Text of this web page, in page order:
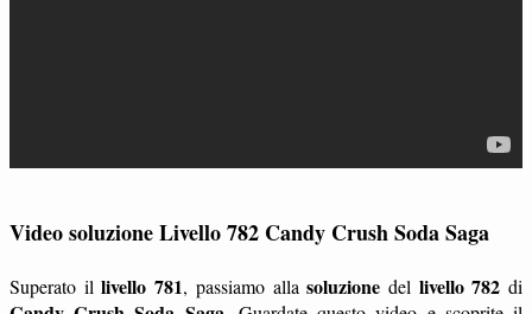
Video soluzione Livello 782 Candy Crush Soda Saga
Superato illivello 781, passiamo allasoluzione del livello 782 di